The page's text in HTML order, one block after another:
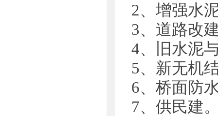
2、增强水
3、道路改
4、旧水泥
5、新无机
6、桥面防
7、供民建